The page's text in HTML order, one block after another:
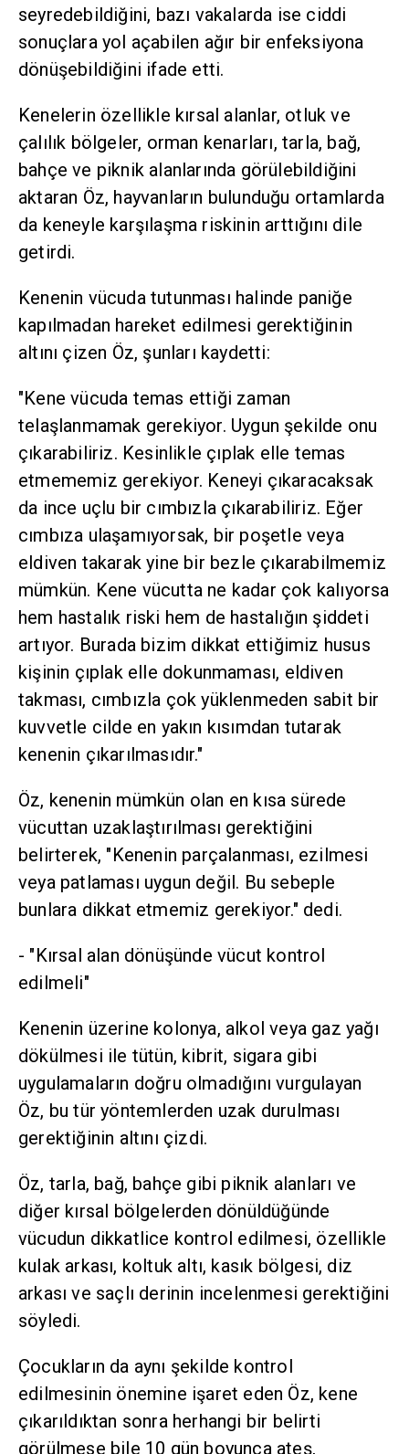
seyredebildiğini, bazı vakalarda ise ciddi
sonuçlara yol açabilen ağır bir enfeksiyona
dönüşebildiğini ifade etti.
Kenelerin özellikle kırsal alanlar, otluk ve
çalılık bölgeler, orman kenarları, tarla, bağ,
bahçe ve piknik alanlarında görülebildiğini
aktaran Öz, hayvanların bulunduğu ortamlarda
da keneyle karşılaşma riskinin arttığını dile
getirdi.
Kenenin vücuda tutunması halinde paniğe
kapılmadan hareket edilmesi gerektiğinin
altını çizen Öz, şunları kaydetti:
"Kene vücuda temas ettiği zaman
telaşlanmamak gerekiyor. Uygun şekilde onu
çıkarabiliriz. Kesinlikle çıplak elle temas
etmememiz gerekiyor. Keneyi çıkaracaksak
da ince uçlu bir cımbızla çıkarabiliriz. Eğer
cımbıza ulaşamıyorsak, bir poşetle veya
eldiven takarak yine bir bezle çıkarabilmemiz
mümkün. Kene vücutta ne kadar çok kalıyorsa
hem hastalık riski hem de hastalığın şiddeti
artıyor. Burada bizim dikkat ettiğimiz husus
kişinin çıplak elle dokunmaması, eldiven
takması, cımbızla çok yüklenmeden sabit bir
kuvvetle cilde en yakın kısımdan tutarak
kenenin çıkarılmasıdır."
Öz, kenenin mümkün olan en kısa sürede
vücuttan uzaklaştırılması gerektiğini
belirterek, "Kenenin parçalanması, ezilmesi
veya patlaması uygun değil. Bu sebeple
bunlara dikkat etmemiz gerekiyor." dedi.
- "Kırsal alan dönüşünde vücut kontrol
edilmeli"
Kenenin üzerine kolonya, alkol veya gaz yağı
dökülmesi ile tütün, kibrit, sigara gibi
uygulamaların doğru olmadığını vurgulayan
Öz, bu tür yöntemlerden uzak durulması
gerektiğinin altını çizdi.
Öz, tarla, bağ, bahçe gibi piknik alanları ve
diğer kırsal bölgelerden dönüldüğünde
vücudun dikkatlice kontrol edilmesi, özellikle
kulak arkası, koltuk altı, kasık bölgesi, diz
arkası ve saçlı derinin incelenmesi gerektiğini
söyledi.
Çocukların da aynı şekilde kontrol
edilmesinin önemine işaret eden Öz, kene
çıkarıldıktan sonra herhangi bir belirti
görülmese bile 10 gün boyunca ateş,